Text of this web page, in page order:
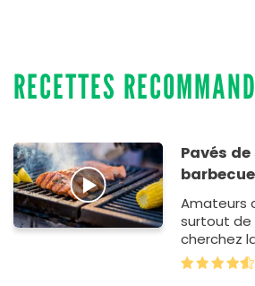
RECETTES
Pavés
barbecue
Amateurs
surtout de
cherchez
cuire des
barbecue